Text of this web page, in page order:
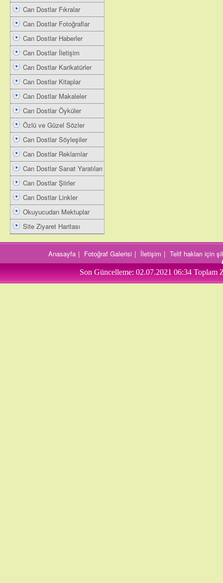
Can Dostlar Fıkralar
Can Dostlar Fotoğraflar
Can Dostlar Haberler
Can Dostlar İletişim
Can Dostlar Karikatürler
Can Dostlar Kitaplar
Can Dostlar Makaleler
Can Dostlar Öyküler
Özlü ve Güzel Sözler
Can Dostlar Söyleşiler
Can Dostlar Reklamlar
Can Dostlar Sanat Yaratıları
Can Dostlar Şiirler
Can Dostlar Linkler
Okuyucudan Mektuplar
Site Ziyaret Haritası
Anasayfa | Fotoğraf Galerisi | İletişim | Telif hakları için
Son Güncelleme: 02.07.2021 06:34 Toplam